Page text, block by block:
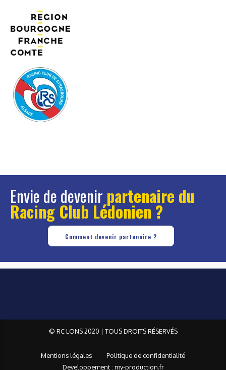
Envie de devenir partenaire du
Racing Club Lédonien ?
Comment devenir partenaire ?
© RC LONS 2020 | TOUS DROITS RÉSERVÉS
Mentions légales
Politique de confidentialité
Developpement : my-production.fr